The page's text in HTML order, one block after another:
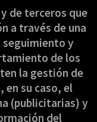
de terceros que
a través de una
seguimiento y
de los
la gestión de
en su caso, el
(publicitarias) y
del